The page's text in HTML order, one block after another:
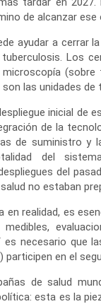
de alcanzar ese
ayudar a cerrar
Los
microscopía
las unidades
inicial de
de la
de suministro y
del
del
no estaban
en realidad, es
necesario que
en el
de salud
esta es la